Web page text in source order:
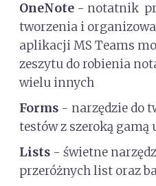
OneNote - notatnik
tworzenia i
aplikacji MS Teams
zeszytu do robienia
wielu innych
Forms - narzędzie do
testów z szeroką gamą
Lists - świetne
przeróżnych list oraz